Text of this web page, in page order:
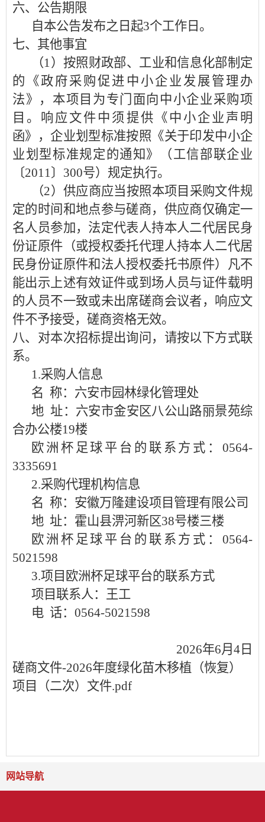
六、公告期限
自本公告发布之日起3个工作日。
七、 其他事宜
（1）按照财政部、工业和信息化部制定
的《政府采购促进中小企业发展管理办
法》，本项目为专门面向中小企业采购项
目。响应文件中须提供《中小企业声明
函》，企业划型标准按照《关于印发中小企
业划型标准规定的通知》（工信部联企业
〔2011〕300号）规定执行。
（2）供应商应当按照本项目采购文件规
定的时间和地点参与磋商，供应商仅确定一
名人员参加，法定代表人持本人二代居民身
份证原件（或授权委托代理人持本人二代居
民身份证原件和法人授权委托书原件）凡不
能出示上述有效证件或到场人员与证件载明
的人员不一致或未出席磋商会议者，响应文
件不予接受，磋商资格无效。
八、对本次招标提出询问，请按以下方式联
系。
1.采购人信息
名 称： 六安市园林绿化管理处
地 址： 六安市金安区八公山路丽景苑综
合办公楼19楼
欧洲杯足球平台的联系方式： 0564-
3335691
2.采购代理机构信息
名 称： 安徽万隆建设项目管理有限公司
地 址： 霍山县淠河新区38号楼三楼
欧洲杯足球平台的联系方式： 0564-
5021598
3.项目欧洲杯足球平台的联系方式
项目联系人：
王工
电 话： 0564-5021598
2026年6月 4 日
磋商文件-2026年度绿化苗木移植（恢复）
项目（二次）文件.pdf
网站导航